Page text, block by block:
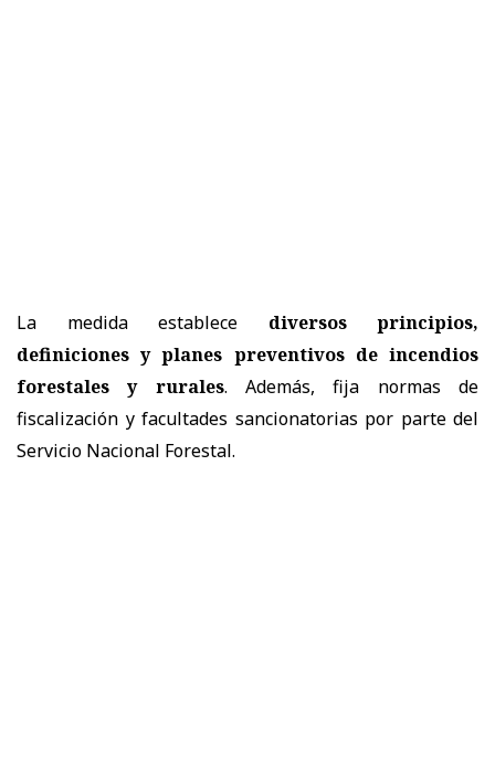
La medida establece diversos principios,
definiciones y planes preventivos de incendios
forestales y rurales. Además, fija normas de
fiscalización y facultades sancionatorias por parte del
Servicio Nacional Forestal.